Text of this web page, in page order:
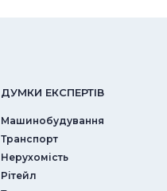
ДУМКИ ЕКСПЕРТIВ
Машинобудування
Транспорт
Нерухомість
Рітейл